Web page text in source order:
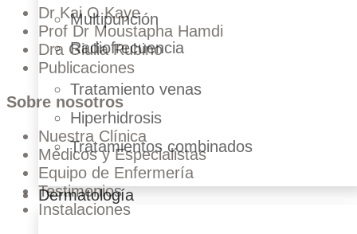
Multipunción
Radiofrecuencia
Tratamiento venas
Hiperhidrosis
Tratamientos combinados
Dermatología
Dr Kai O Kaye
Prof Dr Moustapha Hamdi
Dra Giulia Rubino
Publicaciones
Sobre nosotros
Nuestra Clínica
Médicos y Especialistas
Equipo de Enfermería
Testimonios
Instalaciones